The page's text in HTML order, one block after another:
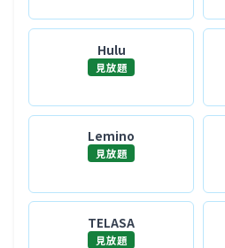
Hulu
見放題
Lemino
見放題
TELASA
見放題